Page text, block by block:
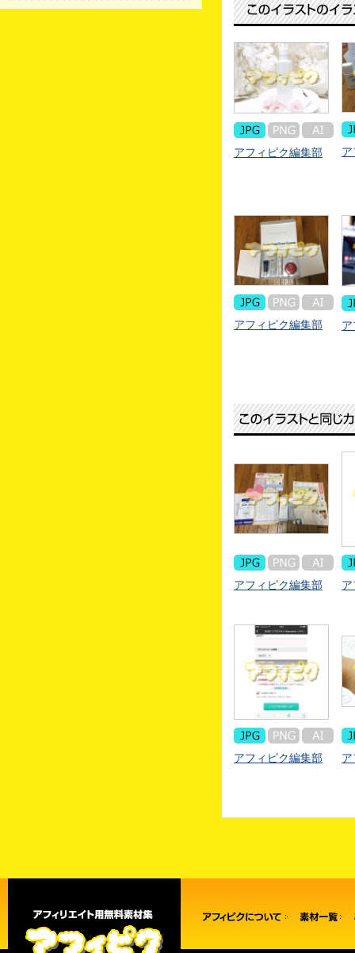
アフィピク編集部
アフィピク編集部
アフィピク編集部
アフィピク編集部